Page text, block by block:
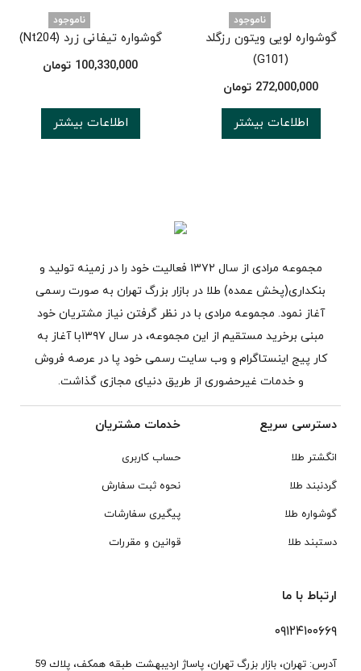
ناموجود
گوشواره لویی ویتون رزگلد
(G101)
272,000,000 تومان
اطلاعات بیشتر
ناموجود
گوشواره تیفانی زرد (Nt204)
100,330,000 تومان
اطلاعات بیشتر
مجموعه مرادی از سال ۱۳۷۲ فعالیت خود را در زمینه تولید و
بنکداری(پخش عمده) طلا در بازار بزرگ تهران به صورت رسمی
آغاز نمود. مجموعه مرادی با در نظر گرفتن نیاز مشتریان خود
مبنی برخرید مستقیم از این مجموعه، در سال ۱۳۹۷با آغاز به
کار پیج اینستاگرام و وب سایت رسمی خود پا در عرصه فروش
و خدمات غیرحضوری از طریق دنیای مجازی گذاشت.
دسترسی سریع
انگشتر طلا
گردنبند طلا
گوشواره طلا
دستبند طلا
خدمات مشتریان
حساب کاربری
نحوه ثبت سفارش
پیگیری سفارشات
قوانین و مقررات
ارتباط با ما
۰۹۱۲۴۱۰۰۶۶۹
آدرس: تهران، بازار بزرگ تهران، پاساژ ارديبهشت طبقه همكف، پلاك 59